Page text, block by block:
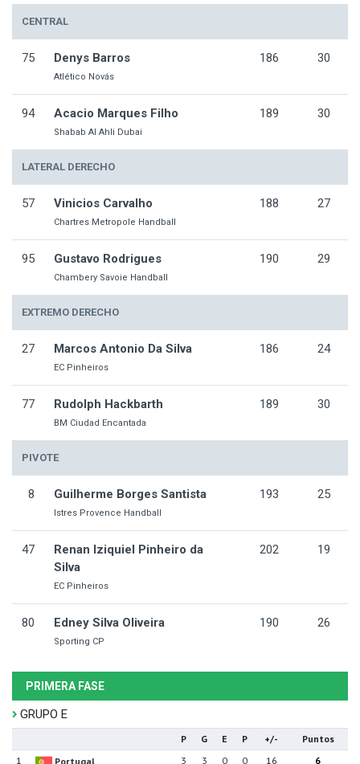
CENTRAL
75 Denys Barros
Atlético Novás
186 30
94 Acacio Marques Filho
Shabab Al Ahli Dubai
189 30
LATERAL DERECHO
57 Vinicios Carvalho
Chartres Metropole Handball
188 27
95 Gustavo Rodrigues
Chambery Savoie Handball
190 29
EXTREMO DERECHO
27 Marcos Antonio Da Silva
EC Pinheiros
186 24
77 Rudolph Hackbarth
BM Ciudad Encantada
189 30
PIVOTE
8 Guilherme Borges Santista
Istres Provence Handball
193 25
47
Renan Iziquiel Pinheiro da
Silva
EC Pinheiros
202 19
80 Edney Silva Oliveira
Sporting CP
190 26
PRIMERA FASE
GRUPO E
P G E P +/-
Puntos
1
Portugal 3 3 0 0 16 6